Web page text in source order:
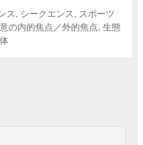
ス , シークエンス , スポーツ
の内的焦点／外的焦点, 生態